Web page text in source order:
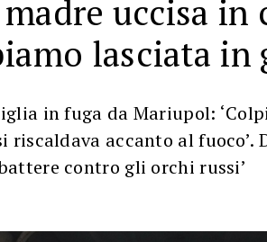
madre uccisa in
lasciata in
in fuga da Mariupol:
riscaldava accanto al fuoco’.
contro gli orchi russi’